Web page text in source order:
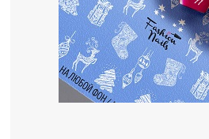
Уход за кожей